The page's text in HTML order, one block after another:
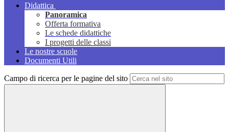
Didattica
Panoramica
Offerta formativa
Le schede didattiche
I progetti delle classi
Le nostre scuole
Documenti Utili
Campo di ricerca per le pagine del sito